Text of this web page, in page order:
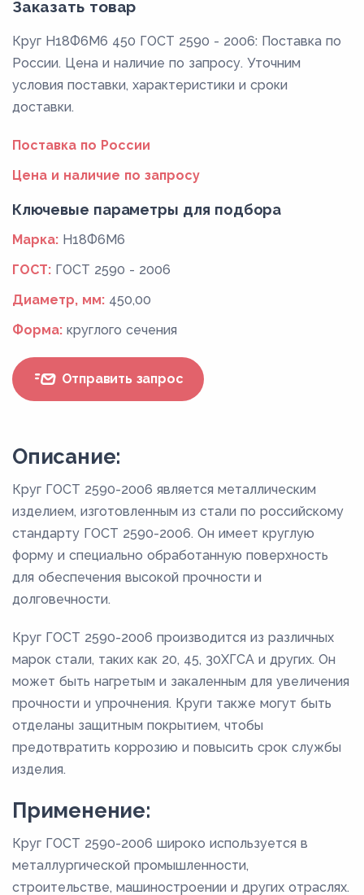
Заказать товар
Круг Н18Ф6М6 450 ГОСТ 2590 - 2006: Поставка по
России. Цена и наличие по запросу. Уточним
условия поставки, характеристики и сроки
доставки.
Поставка по России
Цена и наличие по запросу
Ключевые параметры для подбора
Марка: Н18Ф6М6
ГОСТ: ГОСТ 2590 - 2006
Диаметр, мм: 450,00
Форма: круглого сечения
Отправить запрос
Описание:
Круг ГОСТ 2590-2006 является металлическим
изделием, изготовленным из стали по российскому
стандарту ГОСТ 2590-2006. Он имеет круглую
форму и специально обработанную поверхность
для обеспечения высокой прочности и
долговечности.
Круг ГОСТ 2590-2006 производится из различных
марок стали, таких как 20, 45, 30ХГСА и других. Он
может быть нагретым и закаленным для увеличения
прочности и упрочнения. Круги также могут быть
отделаны защитным покрытием, чтобы
предотвратить коррозию и повысить срок службы
изделия.
Применение:
Круг ГОСТ 2590-2006 широко используется в
металлургической промышленности,
строительстве, машиностроении и других отраслях.